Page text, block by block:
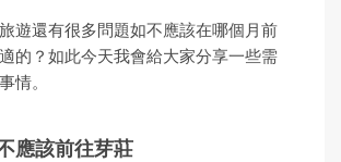
遊還有很多問題如不應該在哪個月前
的？如此今天我會給大家分享一些需
情。
應該前往芽莊